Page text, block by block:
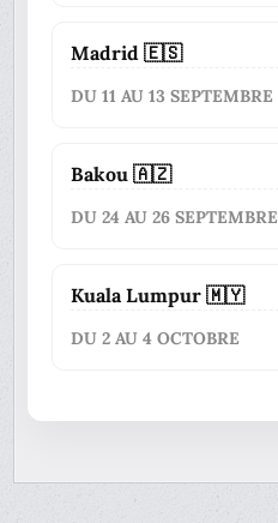
Madrid 🇪🇸
DU 11 AU 13 SEPTEMBRE
Bakou 🇦🇿
DU 24 AU 26 SEPTEMBRE
Kuala Lumpur 🇲🇾
DU 2 AU 4 OCTOBRE